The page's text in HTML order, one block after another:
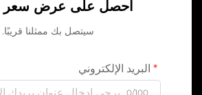
احصل على عرض سعر
سيتصل بك ممثلنا قريبًا.
البريد الإلكتروني
0/100